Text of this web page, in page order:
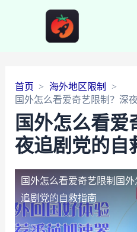
首页
海外地区限制
国外怎么看爱奇艺限制？深
国外怎么看爱
夜追剧党的自
国外怎么看爱奇艺限制 国
追剧党的自救指南